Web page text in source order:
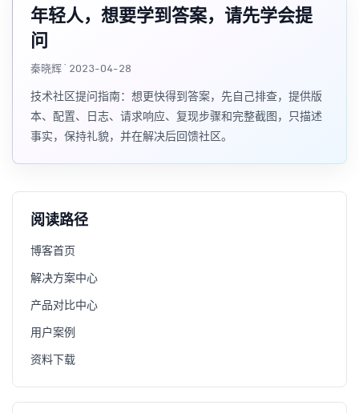
年轻人，想要学到答案，请先学会提
问
秦晓辉 · 2023-04-28
技术社区提问指南：想更快得到答案，先自己排查，提供版
本、配置、日志、请求响应、复现步骤和完整截图，只描述
事实，保持礼貌，并在解决后回馈社区。
阅读路径
博客首页
解决方案中心
产品对比中心
用户案例
资料下载